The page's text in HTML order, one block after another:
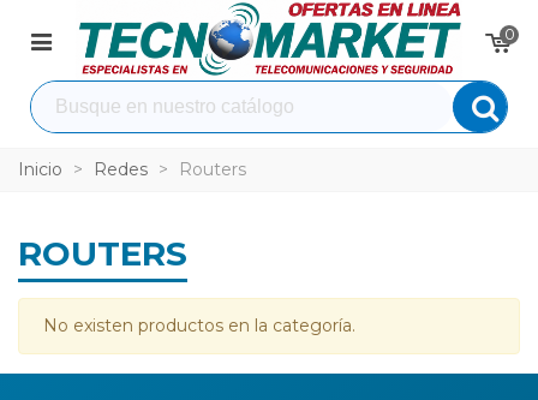
0
Inicio > Redes > Routers
ROUTERS
No existen productos en la categoría.